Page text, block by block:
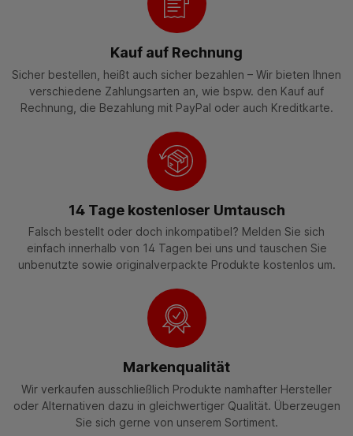
Kauf auf Rechnung
Sicher bestellen, heißt auch sicher bezahlen – Wir bieten Ihnen
verschiedene Zahlungsarten an, wie bspw. den Kauf auf
Rechnung, die Bezahlung mit PayPal oder auch Kreditkarte.
14 Tage kostenloser Umtausch
Falsch bestellt oder doch inkompatibel? Melden Sie sich
einfach innerhalb von 14 Tagen bei uns und tauschen Sie
unbenutzte sowie originalverpackte Produkte kostenlos um.
Markenqualität
Wir verkaufen ausschließlich Produkte namhafter Hersteller
oder Alternativen dazu in gleichwertiger Qualität. Überzeugen
Sie sich gerne von unserem Sortiment.